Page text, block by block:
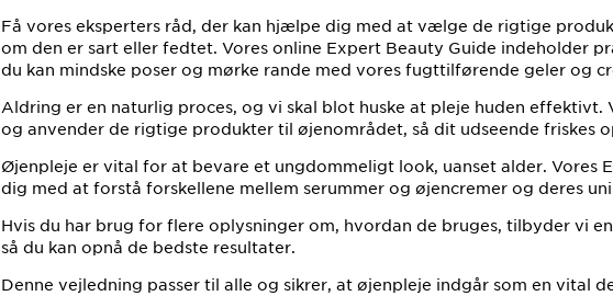
Få vores eksperters råd, der kan hjælpe dig med at vælge de rigtige
om den er sart eller fedtet. Vores online Expert Beauty Guide indeholder
du kan mindske poser og mørke rande med vores fugttilførende geler og
Aldring er en naturlig proces, og vi skal blot huske at pleje huden
og anvender de rigtige produkter til øjenområdet, så dit udseende friskes
Øjenpleje er vital for at bevare et ungdommeligt look, uanset alder. Vores
dig med at forstå forskellene mellem serummer og øjencremer og deres
Hvis du har brug for flere oplysninger om, hvordan de bruges, tilbyder vi
så du kan opnå de bedste resultater.
Denne vejledning passer til alle og sikrer, at øjenpleje indgår som en vital